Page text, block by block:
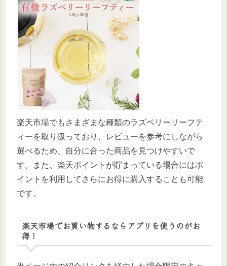
楽天市場でもさまざまな種類のラズベリーリーフテ
ィーを取り扱っており、レビューを参考にしながら
選べるため、自分に合った商品を見つけやすいで
す。また、楽天ポイントが貯まっている場合にはポ
イントを利用してさらにお得に購入することも可能
です。
楽天市場でお買い物するならアプリを使うのがお
得！